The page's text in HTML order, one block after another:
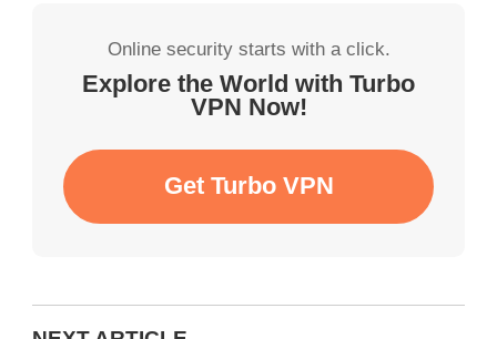
Online security starts with a click.
Explore the World with Turbo
VPN Now!
Get Turbo VPN